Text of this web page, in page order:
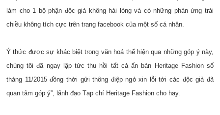
làm cho 1 bộ phận độc giả không hài lòng và có những phản ứng trái
chiều không tích cực trên trang facebook của một số cá nhân.
Ý thức được sự khác biệt trong văn hoá thể hiện qua những góp ý này,
chúng tôi đã ngay lập tức thu hồi tất cả ấn bản Heritage Fashion số
tháng 11/2015 đồng thời gửi thông điệp ngỏ xin lỗi tới các độc giả đã
quan tâm góp ý”, lãnh đạo Tạp chí Heritage Fashion cho hay.